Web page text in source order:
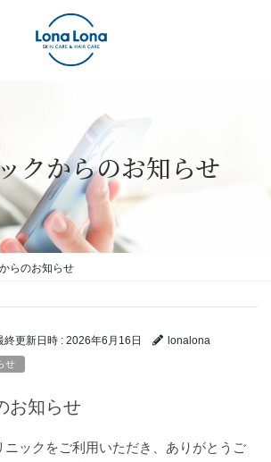
クからのお知らせ
らのお知らせ
終更新日時 : 2026年6月16日 lonalona
せ
お知らせ
ニックをご利用いただき、ありがとうご